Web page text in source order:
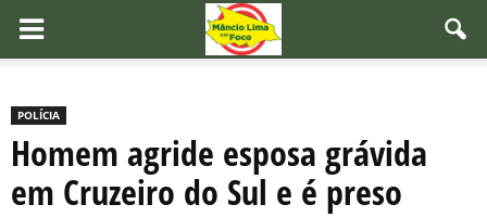
POLÍCIA
Homem agride esposa grávida
em Cruzeiro do Sul e é preso